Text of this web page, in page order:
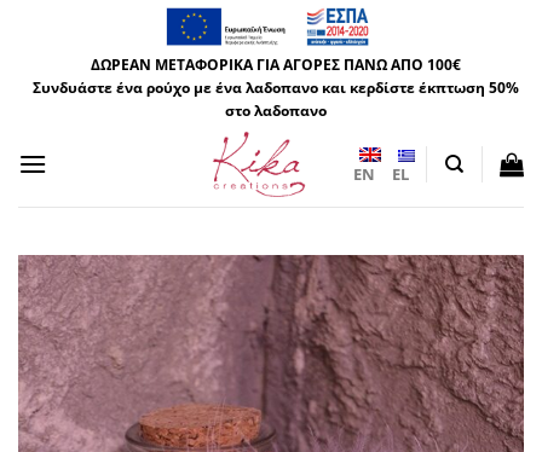
περιεχόμενοΔΩΡΕΑΝ ΜΕΤΑΦΟΡΙΚΑ ΓΙΑ ΑΓΟΡΕΣ ΠΑΝΩ ΑΠΟ 100€
Συνδυάστε ένα ρούχο με ένα λαδοπανο και κερδίστε έκπτωση 50%
στο λαδοπανο
EN EL